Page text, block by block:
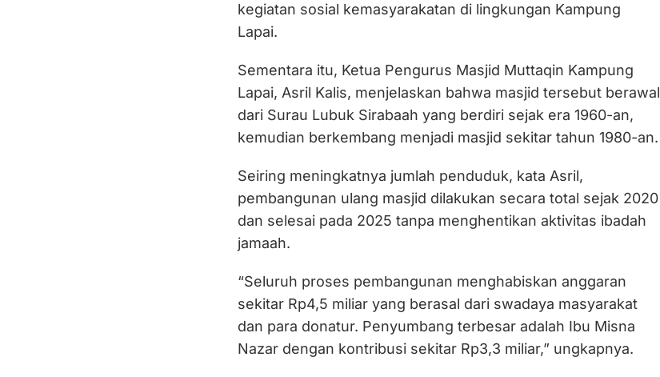
kegiatan sosial kemasyarakatan di lingkungan Kampung
Lapai.
Sementara itu, Ketua Pengurus Masjid Muttaqin Kampung
Lapai, Asril Kalis, menjelaskan bahwa masjid tersebut berawal
dari Surau Lubuk Sirabaah yang berdiri sejak era 1960-an,
kemudian berkembang menjadi masjid sekitar tahun 1980-an.
Seiring meningkatnya jumlah penduduk, kata Asril,
pembangunan ulang masjid dilakukan secara total sejak 2020
dan selesai pada 2025 tanpa menghentikan aktivitas ibadah
jamaah.
“Seluruh proses pembangunan menghabiskan anggaran
sekitar Rp4,5 miliar yang berasal dari swadaya masyarakat
dan para donatur. Penyumbang terbesar adalah Ibu Misna
Nazar dengan kontribusi sekitar Rp3,3 miliar,” ungkapnya.